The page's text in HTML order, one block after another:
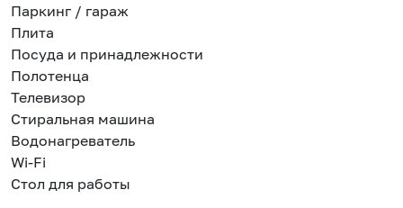
Паркинг / гараж
Плита
Посуда и принадлежности
Полотенца
Телевизор
Стиральная машина
Водонагреватель
Wi-Fi
Стол для работы